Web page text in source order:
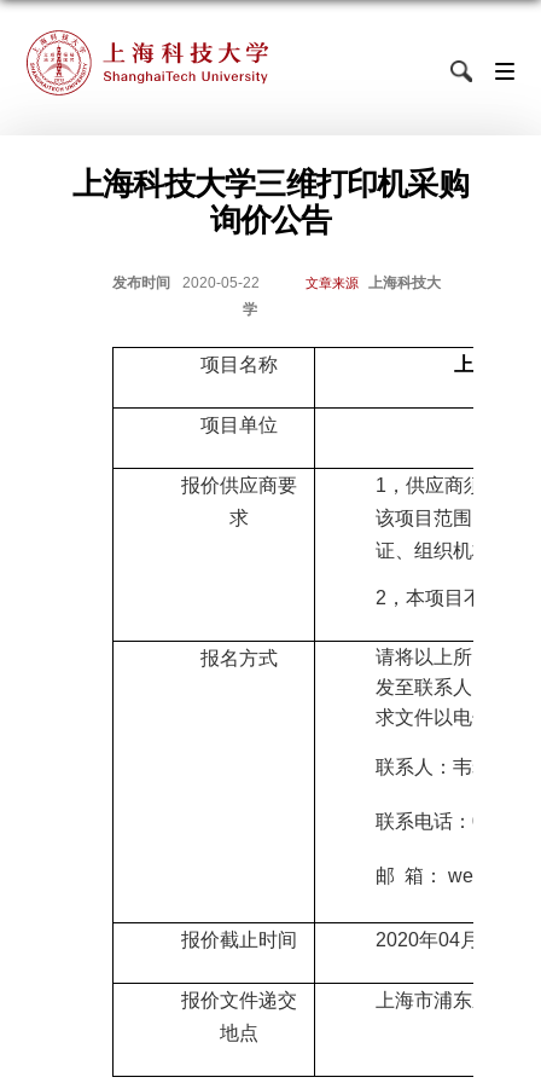
上海科技大学三维打印机采购
询价公告
发布时间 2020-05-22 文章来源
上海科技大
学
项目名称 上海科技
项目单位
报价供应商要
求
1 ，供应商须能独
该项目范围内的企
证、组织机构代码
2 ， 本项目不允许
报名方式
请将以上所需报名
发至联系人邮箱领
求文件以电子版的
联系人：韦老师
联系电话：021-
邮 箱： weiyy1
报价截止时间 2020年04月
报价文件递交
地点
上海市浦东新区华